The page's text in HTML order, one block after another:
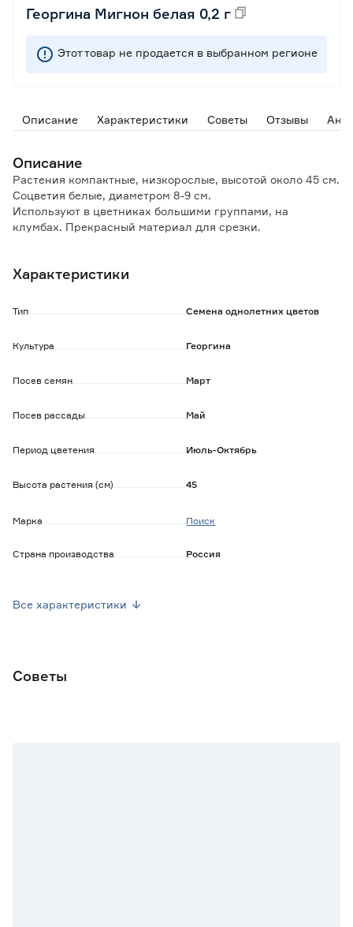
Георгина Мигнон белая 0,2 г
Этот товар не продается в выбранном регионе
Описание Характеристики Советы Отзывы
Описание
Растения компактные, низкорослые, высотой около 45 см.
Соцветия белые, диаметром 8-9 см.
Используют в цветниках большими группами, на
клумбах. Прекрасный материал для срезки.
Характеристики
Тип Семена однолетних цветов
Культура Георгина
Посев семян Март
Посев рассады Май
Период цветения Июль-Октябрь
Высота растения (см) 45
Марка Поиск
Страна производства Россия
Все характеристики
Советы